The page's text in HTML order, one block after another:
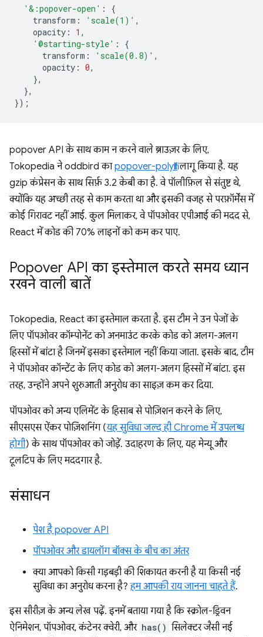
'&:popover-open' :
{
transform : 'scale(1)' ,
opacity : 1 ,
'@starting-style' :
{
transform : 'scale(0.8)' ,
opacity : 0,
},
},
});
popover API के साथ काम न करने वाले ब्राउज़र के लिए,
Tokopedia ने oddbird काpopover-polyfillलागू किया है. यह
gzip कंप्रेसन के साथ सिर्फ़ 3.2 केबी का है. वे पॉलीफ़िल से संतुष्ट थे,
क्योंकि यह अच्छी तरह से काम करता था और इसकी वजह से परफ़ॉर्मेंस में
कोई गिरावट नहीं आई. कुल मिलाकर, वे पॉपओवर एपीआई की मदद से,
React में कोड की 70% लाइनों को कम कर पाए.
Popover API का इस्तेमाल करते समय ध्यान
रखने वाली बातें
Tokopedia, React का इस्तेमाल करता है. इस टीम ने उन पेजों के
लिए पॉपओवर कॉम्पोनेंट को अनमाउंट करके कोड को अलग-अलग
हिस्सों में बांटा है जिनमें इसका इस्तेमाल नहीं किया जाता. इसके बाद, टीम
ने पॉपओवर कॉन्टेंट के लिए कोड को अलग-अलग हिस्सों में बांटा. इस
तरह, उन्होंने अपने शुरुआती अनुरोध का साइज़ कम कर दिया.
पॉपओवर को अन्य एलिमेंट के हिसाब से पोज़िशन करने के लिए,
सीएसएस ऐंकर पोज़िशनिंग (यह सुविधा जल्द ही Chrome में उपलब्ध
होगी) के साथ पॉपओवर को जोड़ें. उदाहरण के लिए, यह मेन्यू और
टूलटिप के लिए मददगार है.
संसाधन
पेश है popover API
पॉपओवर और डायलॉग बॉक्स के बीच का अंतर
क्या आपको किसी गड़बड़ी की शिकायत करनी है या किसी नई
सुविधा का अनुरोध करना है?हम आपकी राय जानना चाहते हैं.
इस सीरीज़ के अन्य लेख पढ़ें. इनमें बताया गया है कि स्क्रोल-ड्रिवन
ऐनिमेशन, पॉपओवर, कंटेनर क्वेरी, और has() सिलेक्टर जैसी नई